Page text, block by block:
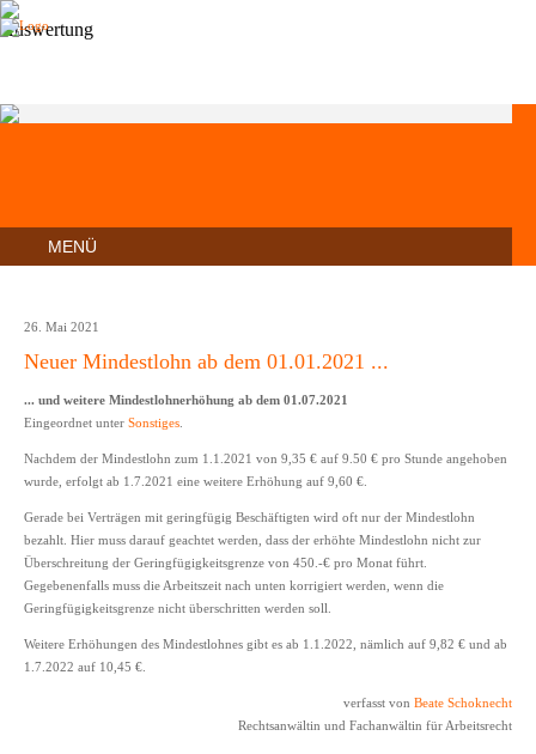
MENÜ
26. Mai 2021
Neuer Mindestlohn ab dem 01.01.2021 ...
... und weitere Mindestlohnerhöhung ab dem 01.07.2021
Eingeordnet unter Sonstiges
Nachdem der Mindestlohn zum 1.1.2021 von 9,35 € auf 9.50 € pro Stunde angehoben
wurde, erfolgt ab 1.7.2021 eine weitere Erhöhung auf 9,60 €.
Gerade bei Verträgen mit geringfügig Beschäftigten wird oft nur der Mindestlohn
bezahlt. Hier muss darauf geachtet werden, dass der erhöhte Mindestlohn nicht zur
Überschreitung der Geringfügigkeitsgrenze von 450.-€ pro Monat führt.
Gegebenenfalls muss die Arbeitszeit nach unten korrigiert werden, wenn die
Geringfügigkeitsgrenze nicht überschritten werden soll.
Weitere Erhöhungen des Mindestlohnes gibt es ab 1.1.2022, nämlich auf 9,82 € und ab
1.7.2022 auf 10,45 €.
verfasst von Beate Schoknecht
Rechtsanwältin und Fachanwältin für Arbeitsrecht